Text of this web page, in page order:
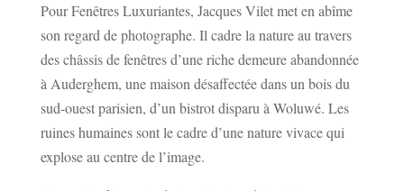
Pour Fenêtres Luxuriantes, Jacques Vilet met en abîme
son regard de photographe. Il cadre la nature au travers
des châssis de fenêtres d’une riche demeure abandonnée
à Auderghem, une maison désaffectée dans un bois du
sud-ouest parisien, d’un bistrot disparu à Woluwé. Les
ruines humaines sont le cadre d’une nature vivace qui
explose au centre de l’image.